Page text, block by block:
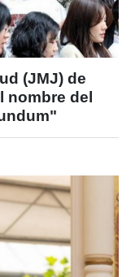
(JMJ) de
nombre del